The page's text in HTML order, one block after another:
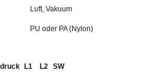
Luft, Vakuum
PU oder PA (Nylon)
L1
L2 SW